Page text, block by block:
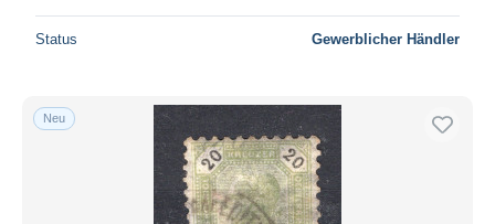
Status Gewerblicher Händler
Neu